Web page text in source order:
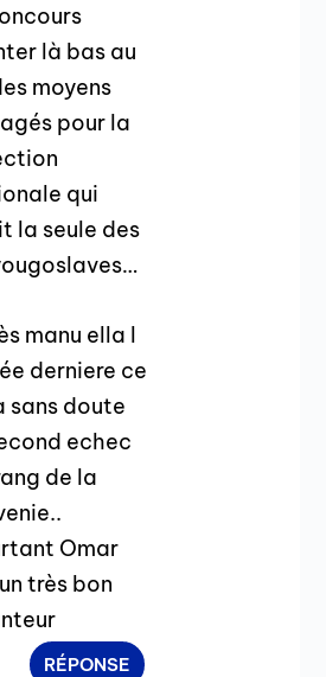
là bas au
moyens
pour la
qui
la seule des
manu ella l
derniere ce
sans doute
echec
de la
Omar
très bon
RÉPONSE